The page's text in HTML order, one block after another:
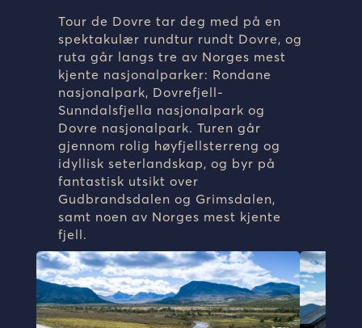
Tour de Dovre tar deg med på en
spektakulær rundtur rundt Dovre, og
ruta går langs tre av Norges mest
kjente nasjonalparker: Rondane
nasjonalpark, Dovrefjell-
Sunndalsfjella nasjonalpark og
Dovre nasjonalpark. Turen går
gjennom rolig høyfjellsterreng og
idyllisk seterlandskap, og byr på
fantastisk utsikt over
Gudbrandsdalen og Grimsdalen,
samt noen av Norges mest kjente
fjell.